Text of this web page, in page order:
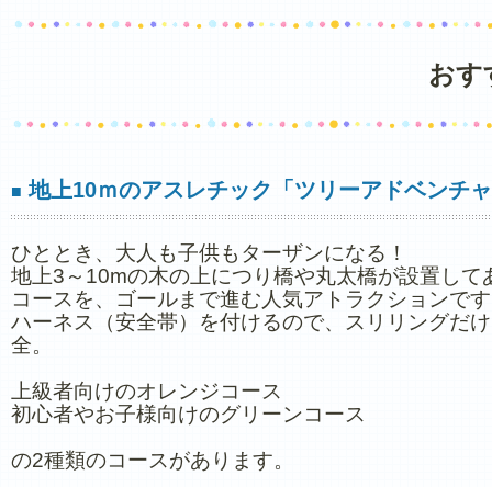
おす
■ 地上10ｍのアスレチック「ツリーアドベンチ
ひととき、大人も子供もターザンになる！
地上3～10mの木の上につり橋や丸太橋が設置して
コースを、ゴールまで進む人気アトラクションで
ハーネス（安全帯）を付けるので、スリリングだ
全。
上級者向けのオレンジコース
初心者やお子様向けのグリーンコース
の2種類のコースがあります。